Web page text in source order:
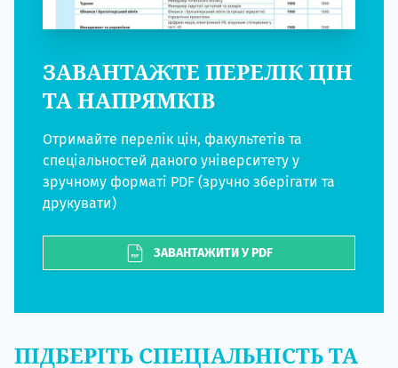
ЗАВАНТАЖТЕ ПЕРЕЛІК ЦІН
ТА НАПРЯМКІВ
Отримайте перелік цін, факультетів та
спеціальностей даного університету у
зручному форматі PDF (зручно зберігати та
друкувати)
ЗАВАНТАЖИТИ У PDF
ПІДБЕРІТЬ СПЕЦІАЛЬНІСТЬ ТА